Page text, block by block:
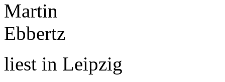
liest in Leipzig